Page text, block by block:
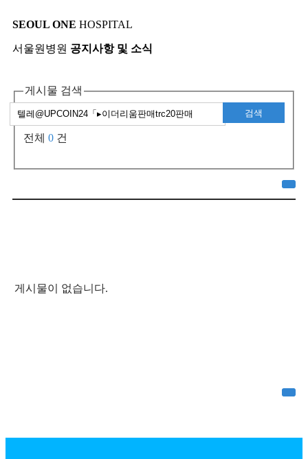
SEOUL ONE HOSPITAL
서울원병원 공지사항 및 소식
게시물 검색
검색
전체 0 건
게시물이 없습니다.